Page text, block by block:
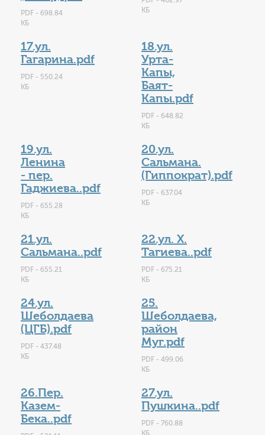
PDF - 698.84
КБ
КБ
17.ул.
Гагарина.pdf
PDF - 550.24
КБ
18.ул.
Урта-
Капы,
Баят-
Капы.pdf
PDF - 648.82
КБ
19.ул.
Ленина
- пер.
Гаджиева..pdf
PDF - 655.28
КБ
20.ул.
Сальмана.
(Гиппократ).pdf
PDF - 637.04
КБ
21.ул.
Сальмана..pdf
PDF - 655.21
КБ
22.ул. Х.
Тагиева..pdf
PDF - 675.21
КБ
24.ул.
Шеболдаева
(ЦГБ).pdf
PDF - 437.48
КБ
25.
Шеболдаева,
район
Муг.pdf
PDF - 499.06
КБ
26.Пер.
Казем-
Бека..pdf
27.ул.
Пушкина..pdf
PDF - 760.88
КБ